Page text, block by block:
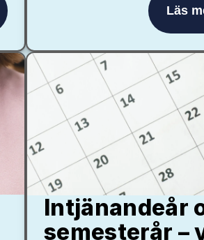
Läs
Intjänandeår
semesterår –